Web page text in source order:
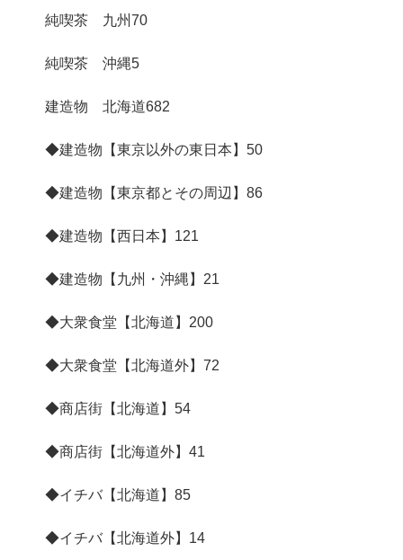
純喫茶 九州 70
純喫茶 沖縄5
建造物 北海道682
◆建造物【東京以外の東日本】 50
◆建造物【東京都とその周辺】 86
◆建造物【西日本】 121
◆建造物【九州・沖縄】 21
◆大衆食堂【北海道】 200
◆大衆食堂【北海道外】 72
◆商店街【北海道】 54
◆商店街【北海道外】 41
◆イチバ【北海道】 85
◆イチバ【北海道外】 14